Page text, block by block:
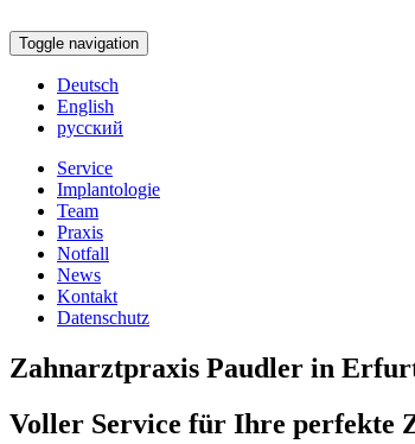
Toggle navigation
Deutsch
English
русский
Service
Implantologie
Team
Praxis
Notfall
News
Kontakt
Datenschutz
Zahnarztpraxis Paudler in
Voller Service für Ihre perfekte